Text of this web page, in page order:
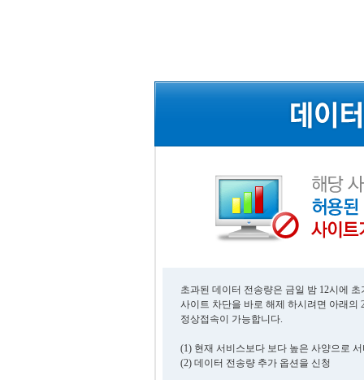
초과된 데이터 전송량은 금일 밤 12시에
사이트 차단을 바로 해제 하시려면 아래의
정상접속이 가능합니다.
(1) 현재 서비스보다 보다 높은 사양으로
(2) 데이터 전송량 추가 옵션을 신청